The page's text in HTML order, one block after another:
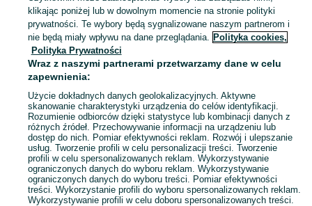
Mapa kategorii
Mapa miejscowości
Mapa ministron
Popularne wyszukiwania
klikając poniżej lub w dowolnym momencie na stronie polityki
prywatności. Te wybory będą sygnalizowane naszym partnerom i
nie będą miały wpływu na dane przeglądania. Polityka cookies,
Polityka Prywatności
Wraz z naszymi partnerami przetwarzamy dane w celu
zapewnienia:
Użycie dokładnych danych geolokalizacyjnych. Aktywne
skanowanie charakterystyki urządzenia do celów identyfikacji.
Rozumienie odbiorców dzięki statystyce lub kombinacji danych z
różnych źródeł. Przechowywanie informacji na urządzeniu lub
dostęp do nich. Pomiar efektywności reklam. Rozwój i ulepszanie
usług. Tworzenie profili w celu personalizacji treści. Tworzenie
profili w celu spersonalizowanych reklam. Wykorzystywanie
ograniczonych danych do wyboru reklam. Wykorzystywanie
ograniczonych danych do wyboru treści. Pomiar efektywności
treści. Wykorzystanie profili do wyboru spersonalizowanych reklam.
Wykorzystywanie profili w celu doboru spersonalizowanych treści.